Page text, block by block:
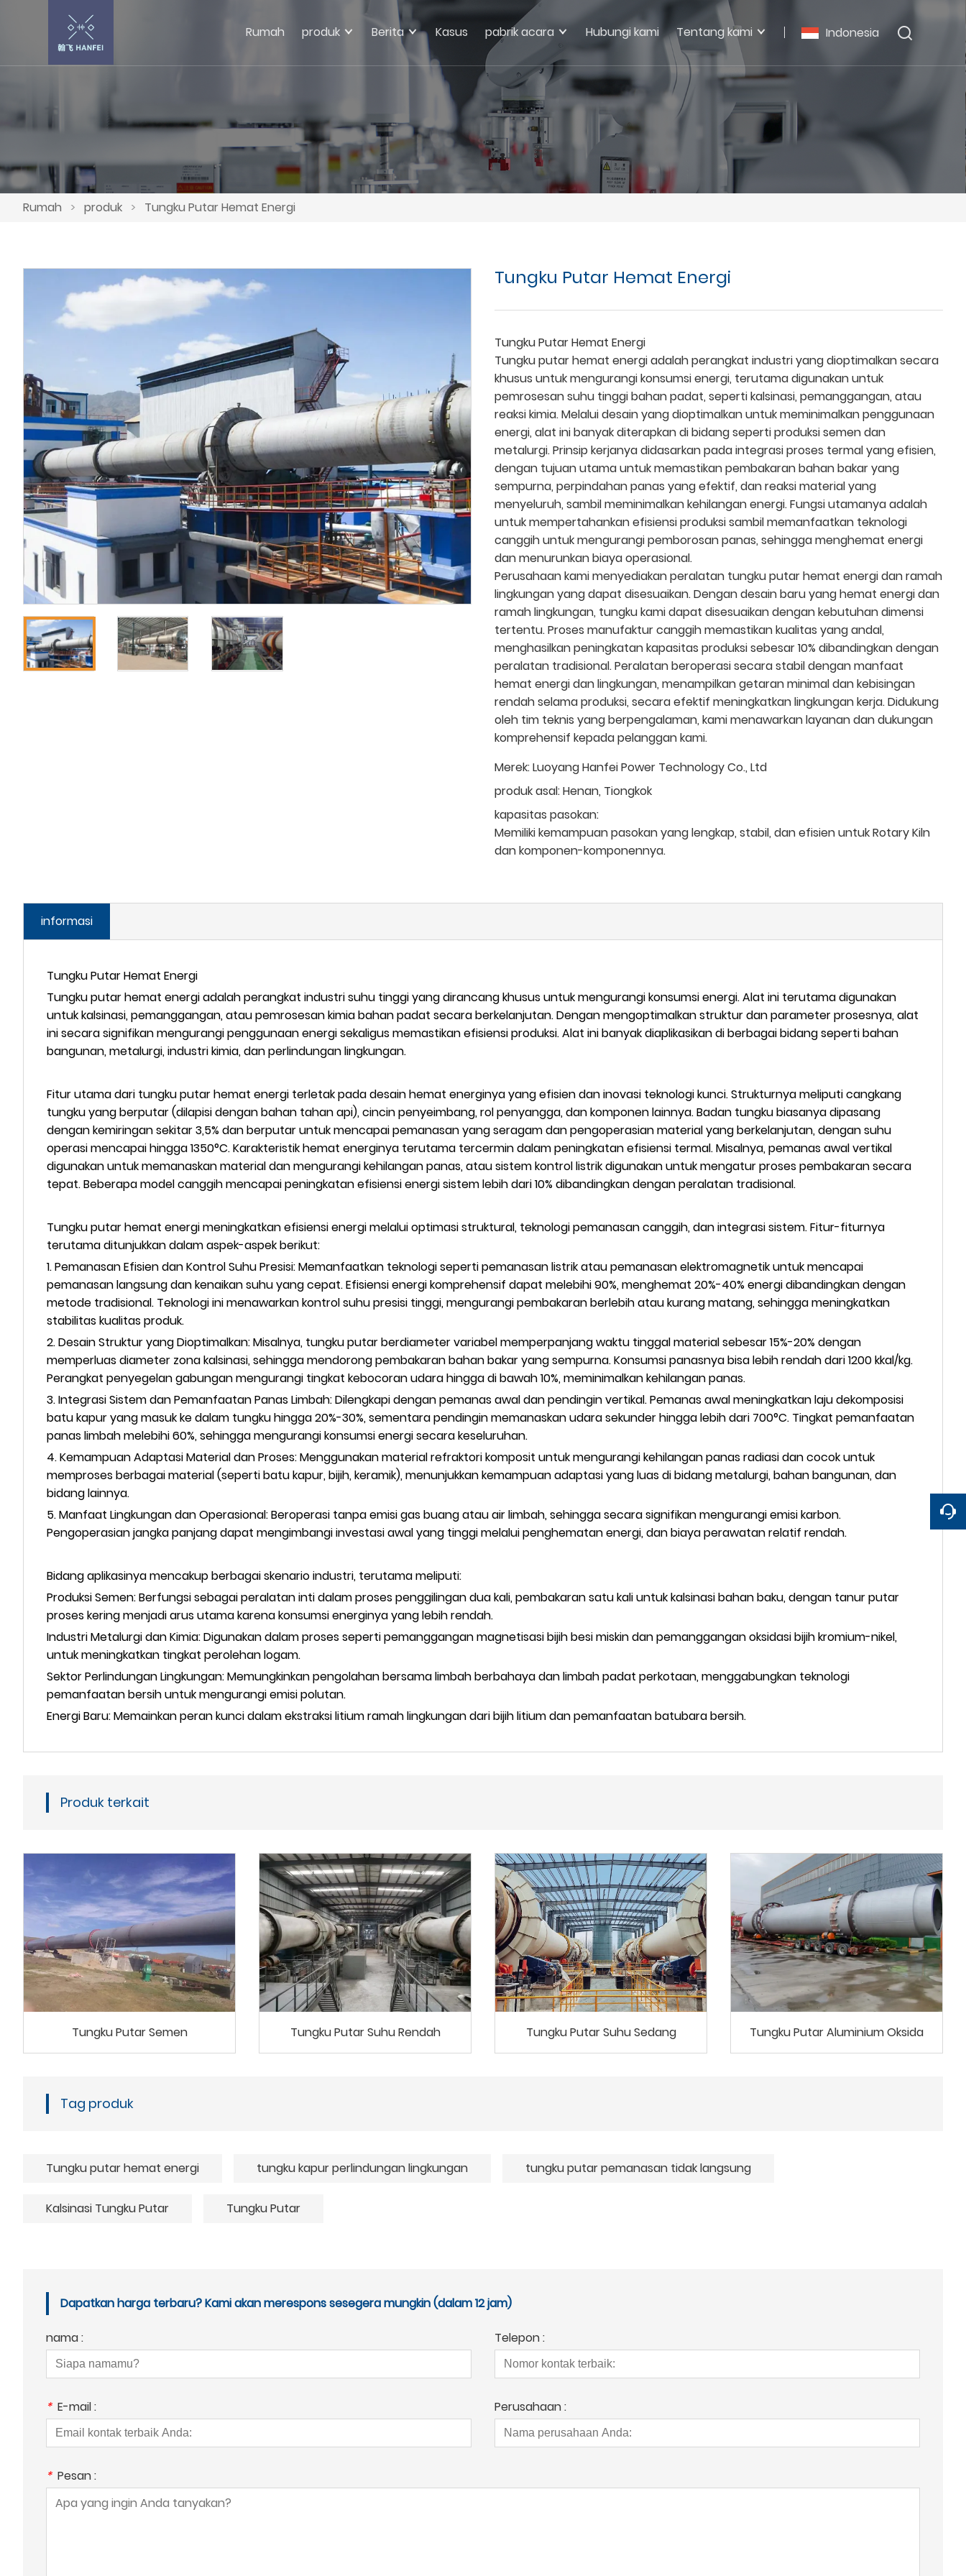
Indonesia
Rumah produk Berita Kasus pabrik acara Hubungi kami Tentang kami
Rumah > produk > Tungku Putar Hemat Energi
Tungku Putar Hemat Energi
Tungku Putar Hemat Energi
Tungku putar hemat energi adalah perangkat industri yang dioptimalkan secara
khusus untuk mengurangi konsumsi energi, terutama digunakan untuk
pemrosesan suhu tinggi bahan padat, seperti kalsinasi, pemanggangan, atau
reaksi kimia. Melalui desain yang dioptimalkan untuk meminimalkan penggunaan
energi, alat ini banyak diterapkan di bidang seperti produksi semen dan
metalurgi. Prinsip kerjanya didasarkan pada integrasi proses termal yang efisien,
dengan tujuan utama untuk memastikan pembakaran bahan bakar yang
sempurna, perpindahan panas yang efektif, dan reaksi material yang
menyeluruh, sambil meminimalkan kehilangan energi. Fungsi utamanya adalah
untuk mempertahankan efisiensi produksi sambil memanfaatkan teknologi
canggih untuk mengurangi pemborosan panas, sehingga menghemat energi
dan menurunkan biaya operasional.
Perusahaan kami menyediakan peralatan tungku putar hemat energi dan ramah
lingkungan yang dapat disesuaikan. Dengan desain baru yang hemat energi dan
ramah lingkungan, tungku kami dapat disesuaikan dengan kebutuhan dimensi
tertentu. Proses manufaktur canggih memastikan kualitas yang andal,
menghasilkan peningkatan kapasitas produksi sebesar 10% dibandingkan dengan
peralatan tradisional. Peralatan beroperasi secara stabil dengan manfaat
hemat energi dan lingkungan, menampilkan getaran minimal dan kebisingan
rendah selama produksi, secara efektif meningkatkan lingkungan kerja. Didukung
oleh tim teknis yang berpengalaman, kami menawarkan layanan dan dukungan
komprehensif kepada pelanggan kami.
Merek:Luoyang Hanfei Power Technology Co., Ltd
produk asal:Henan, Tiongkok
kapasitas pasokan:
Memiliki kemampuan pasokan yang lengkap, stabil, dan efisien untuk Rotary Kiln
dan komponen-komponennya.
informasi
Tungku Putar Hemat Energi
Tungku putar hemat energi adalah perangkat industri suhu tinggi yang dirancang khusus untuk mengurangi konsumsi energi. Alat ini terutama digunakan
untuk kalsinasi, pemanggangan, atau pemrosesan kimia bahan padat secara berkelanjutan. Dengan mengoptimalkan struktur dan parameter prosesnya, alat
ini secara signifikan mengurangi penggunaan energi sekaligus memastikan efisiensi produksi. Alat ini banyak diaplikasikan di berbagai bidang seperti bahan
bangunan, metalurgi, industri kimia, dan perlindungan lingkungan.
Fitur utama dari tungku putar hemat energi terletak pada desain hemat energinya yang efisien dan inovasi teknologi kunci. Strukturnya meliputi cangkang
tungku yang berputar (dilapisi dengan bahan tahan api), cincin penyeimbang, rol penyangga, dan komponen lainnya. Badan tungku biasanya dipasang
dengan kemiringan sekitar 3,5% dan berputar untuk mencapai pemanasan yang seragam dan pengoperasian material yang berkelanjutan, dengan suhu
operasi mencapai hingga 1350°C. Karakteristik hemat energinya terutama tercermin dalam peningkatan efisiensi termal. Misalnya, pemanas awal vertikal
digunakan untuk memanaskan material dan mengurangi kehilangan panas, atau sistem kontrol listrik digunakan untuk mengatur proses pembakaran secara
tepat. Beberapa model canggih mencapai peningkatan efisiensi energi sistem lebih dari 10% dibandingkan dengan peralatan tradisional.
Tungku putar hemat energi meningkatkan efisiensi energi melalui optimasi struktural, teknologi pemanasan canggih, dan integrasi sistem. Fitur-fiturnya
terutama ditunjukkan dalam aspek-aspek berikut:
1. Pemanasan Efisien dan Kontrol Suhu Presisi: Memanfaatkan teknologi seperti pemanasan listrik atau pemanasan elektromagnetik untuk mencapai
pemanasan langsung dan kenaikan suhu yang cepat. Efisiensi energi komprehensif dapat melebihi 90%, menghemat 20%-40% energi dibandingkan dengan
metode tradisional. Teknologi ini menawarkan kontrol suhu presisi tinggi, mengurangi pembakaran berlebih atau kurang matang, sehingga meningkatkan
stabilitas kualitas produk.
2. Desain Struktur yang Dioptimalkan: Misalnya, tungku putar berdiameter variabel memperpanjang waktu tinggal material sebesar 15%-20% dengan
memperluas diameter zona kalsinasi, sehingga mendorong pembakaran bahan bakar yang sempurna. Konsumsi panasnya bisa lebih rendah dari 1200 kkal/kg.
Perangkat penyegelan gabungan mengurangi tingkat kebocoran udara hingga di bawah 10%, meminimalkan kehilangan panas.
3. Integrasi Sistem dan Pemanfaatan Panas Limbah: Dilengkapi dengan pemanas awal dan pendingin vertikal. Pemanas awal meningkatkan laju dekomposisi
batu kapur yang masuk ke dalam tungku hingga 20%-30%, sementara pendingin memanaskan udara sekunder hingga lebih dari 700°C. Tingkat pemanfaatan
panas limbah melebihi 60%, sehingga mengurangi konsumsi energi secara keseluruhan.
4. Kemampuan Adaptasi Material dan Proses: Menggunakan material refraktori komposit untuk mengurangi kehilangan panas radiasi dan cocok untuk
memproses berbagai material (seperti batu kapur, bijih, keramik), menunjukkan kemampuan adaptasi yang luas di bidang metalurgi, bahan bangunan, dan
bidang lainnya.
5. Manfaat Lingkungan dan Operasional: Beroperasi tanpa emisi gas buang atau air limbah, sehingga secara signifikan mengurangi emisi karbon.
Pengoperasian jangka panjang dapat mengimbangi investasi awal yang tinggi melalui penghematan energi, dan biaya perawatan relatif rendah.
Bidang aplikasinya mencakup berbagai skenario industri, terutama meliputi:
Produksi Semen: Berfungsi sebagai peralatan inti dalam proses penggilingan dua kali, pembakaran satu kali untuk kalsinasi bahan baku, dengan tanur putar
proses kering menjadi arus utama karena konsumsi energinya yang lebih rendah.
Industri Metalurgi dan Kimia: Digunakan dalam proses seperti pemanggangan magnetisasi bijih besi miskin dan pemanggangan oksidasi bijih kromium-nikel,
untuk meningkatkan tingkat perolehan logam.
Sektor Perlindungan Lingkungan: Memungkinkan pengolahan bersama limbah berbahaya dan limbah padat perkotaan, menggabungkan teknologi
pemanfaatan bersih untuk mengurangi emisi polutan.
Energi Baru: Memainkan peran kunci dalam ekstraksi litium ramah lingkungan dari bijih litium dan pemanfaatan batubara bersih.
Produk terkait
Tungku Putar Semen Tungku Putar Suhu Rendah Tungku Putar Suhu Sedang Tungku Putar Aluminium Oksida
Tag produk
Tungku putar hemat energi tungku kapur perlindungan lingkungan tungku putar pemanasan tidak langsung
Kalsinasi Tungku Putar Tungku Putar
Dapatkan harga terbaru? Kami akan merespons sesegera mungkin (dalam 12 jam)
nama : Telepon :
* E-mail : Perusahaan :
* Pesan :